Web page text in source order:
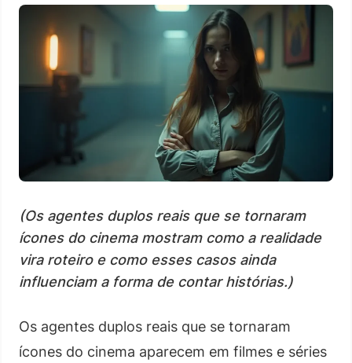
(Os agentes duplos reais que se tornaram
ícones do cinema mostram como a realidade
vira roteiro e como esses casos ainda
influenciam a forma de contar histórias.)
Os agentes duplos reais que se tornaram
ícones do cinema aparecem em filmes e séries